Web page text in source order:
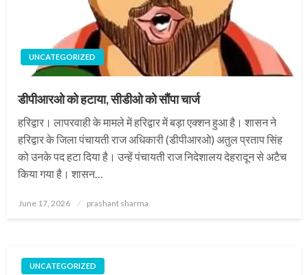
UNCATEGORIZED
डीपीआरओ को हटाया, सीडीओ को सौंपा चार्ज
हरिद्वार। लापरवाही के मामले में हरिद्वार में बड़ा एक्शन हुआ है। शासन ने
हरिद्वार के जिला पंचायती राज अधिकारी (डीपीआरओ) अतुल प्रताप सिंह
को उनके पद हटा दिया है। उन्हें पंचायती राज निदेशालय देहरादून से अटैच
किया गया है। शासन…
Posted
June 17, 2026 prashant sharma
UNCATEGORIZED